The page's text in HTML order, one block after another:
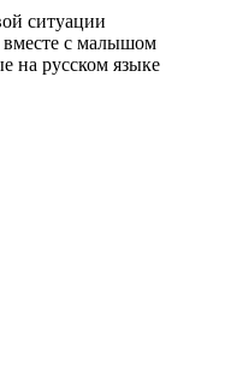
ситуации
вместе с малышом
на русском языке